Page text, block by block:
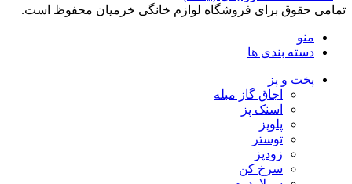
تمامی حقوق برای فروشگاه لوازم خانگی خرمیان محفوظ است.
منو
دسته بندی ها
پخت و پز
اجاق گاز مبله
اسنک پز
پلوپز
توستر
زودپز
سرخ کن